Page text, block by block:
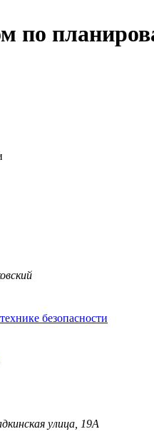
по
безопасности
улица, 19А